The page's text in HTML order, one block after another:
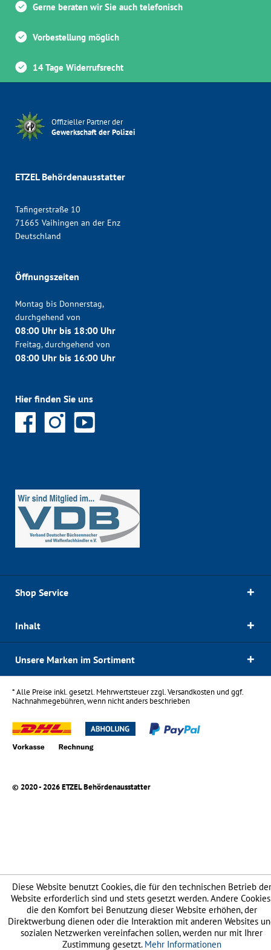
Gerne beraten wir Sie auch telefonisch
Vorbestellung möglich
14 Tage Widerrufsrecht
Offizieller Partner der
Gewerkschaft der Polizei
ETZEL Behördenausstatter
Tafingerstraße 10
71665 Vaihingen an der Enz
Deutschland
Öffnungszeiten
Montag bis Donnerstag,
durchgehend von
08:00 Uhr bis 18:00 Uhr
Freitag, durchgehend von
08:00 Uhr bis 16:00 Uhr
Hier finden Sie uns
Shop Service
Inhalt
Unsere Marken im Sortiment
* Alle Preise inkl. gesetzl. Mehrwertsteuer zzgl.Versandkostenund ggf.
Nachnahmegebühren, wenn nicht anders beschrieben
© 2020 - 2026 ETZEL Behördenausstatter
Diese Website benutzt Cookies, die für den technischen Betrieb der
Website erforderlich sind und stets gesetzt werden. Andere
die den Komfort bei Benutzung dieser Website erhöhen, der
Direktwerbung dienen oder die Interaktion mit anderen Websites
sozialen Netzwerken vereinfachen sollen, werden nur mit Ihrer
Zustimmung gesetzt. Mehr Informationen